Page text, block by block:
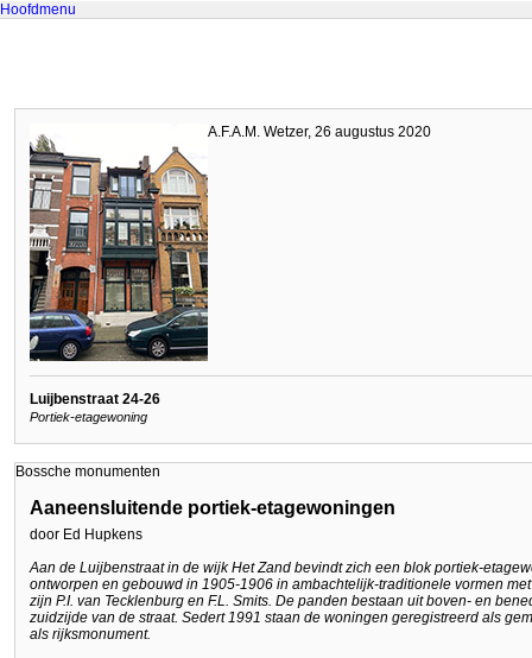
Hoofdmenu
A.F.A.M. Wetzer, 26 augustus 2020
Luijbenstraat 24-26
Portiek-etagewoning
Bossche monumenten
Aaneensluitende portiek-etagewoningen
door Ed Hupkens
Aan de Luijbenstraat in de wijk Het Zand bevindt zich een blok portiek-
ontworpen en gebouwd in 1905-1906 in ambachtelijk-traditionele vormen
zijn P.I. van Tecklenburg en F.L. Smits. De panden bestaan uit boven- en
zuidzijde van de straat. Sedert 1991 staan de woningen geregistreerd als
als rijksmonument.